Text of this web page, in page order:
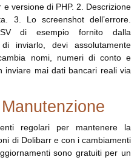
versione di PHP. 2. Descrizione
3. Lo screenshot dell’errore.
di esempio fornito dalla
inviarlo, devi assolutamente
nomi, numeri di conto e
inviare mai dati bancari reali via
regolari per mantenere la
di Dolibarr e con i cambiamenti
sono gratuiti per un